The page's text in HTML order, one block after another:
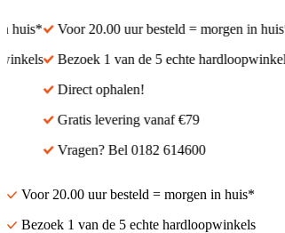
huis*
Voor 20.00 uur besteld = morgen in huis*
Bezoek 1 van de 5 echte hardloopwinkels
Direct ophalen!
Gratis levering vanaf €79
Vragen? Bel 0182 614600
Voor 20.00 uur besteld = morgen in huis*
Bezoek 1 van de 5 echte hardloopwinkels